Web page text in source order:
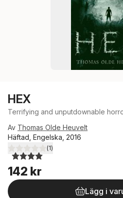
HEX
Terrifying and unputdownable
Av Thomas Olde Heuvelt
Häftad, Engelska, 2016
4,0utav 5 stjärnor. Totalt antal röster:
(1)
142 kr
Lägg i